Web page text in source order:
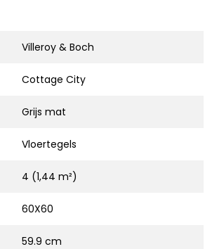
Villeroy & Boch
Cottage City
Grijs mat
Vloertegels
4 (1,44 m²)
60X60
59.9 cm